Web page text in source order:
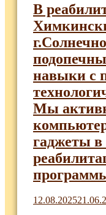
В
навыки с
Мы
гаджеты в
12.08.2025